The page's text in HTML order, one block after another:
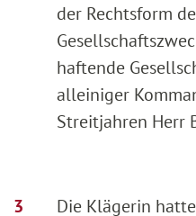
der Rechtsform
haftende
alleiniger
Streitjahren Herr
Die Klägerin